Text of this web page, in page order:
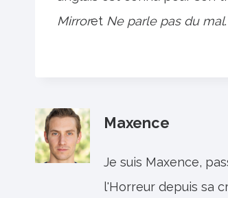
Mirroret Ne parle pas du mal.
Maxence
Je suis Maxence,
l'Horreur depuis sa